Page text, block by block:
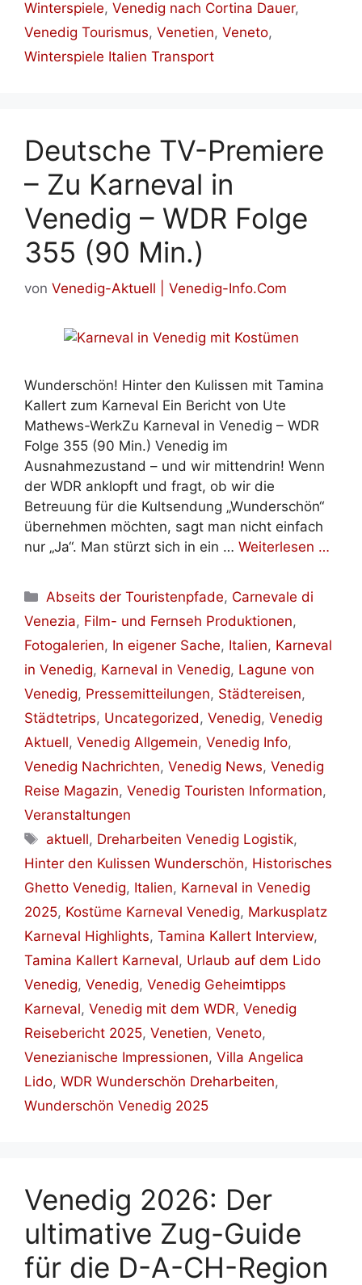
Winterspiele, Venedig nach Cortina Dauer,
Venedig Tourismus, Venetien, Veneto,
Winterspiele Italien Transport
Deutsche TV-Premiere
– Zu Karneval in
Venedig – WDR Folge
355 (90 Min.)
von Venedig-Aktuell | Venedig-Info.Com
Wunderschön! Hinter den Kulissen mit Tamina
Kallert zum Karneval Ein Bericht von Ute
Mathews-WerkZu Karneval in Venedig – WDR
Folge 355 (90 Min.) Venedig im
Ausnahmezustand – und wir mittendrin! Wenn
der WDR anklopft und fragt, ob wir die
Betreuung für die Kultsendung „Wunderschön“
übernehmen möchten, sagt man nicht einfach
nur „Ja“. Man stürzt sich in ein … Weiterlesen …
Kategorien
Abseits der Touristenpfade, Carnevale di
Venezia, Film- und Fernseh Produktionen,
Fotogalerien, In eigener Sache, Italien, Karneval
in Venedig, Karneval in Venedig, Lagune von
Venedig, Pressemitteilungen, Städtereisen,
Städtetrips, Uncategorized , Venedig, Venedig
Aktuell, Venedig Allgemein, Venedig Info,
Venedig Nachrichten, Venedig News, Venedig
Reise Magazin, Venedig Touristen Information,
Veranstaltungen
Schlagwörter
aktuell, Dreharbeiten Venedig Logistik,
Hinter den Kulissen Wunderschön, Historisches
Ghetto Venedig, Italien, Karneval in Venedig
2025, Kostüme Karneval Venedig, Markusplatz
Karneval Highlights, Tamina Kallert Interview,
Tamina Kallert Karneval, Urlaub auf dem Lido
Venedig, Venedig, Venedig Geheimtipps
Karneval, Venedig mit dem WDR, Venedig
Reisebericht 2025, Venetien, Veneto,
Venezianische Impressionen, Villa Angelica
Lido, WDR Wunderschön Dreharbeiten,
Wunderschön Venedig 2025
Venedig 2026: Der
ultimative Zug-Guide
für die D-A-CH-Region